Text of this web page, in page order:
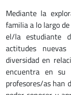
Mediante la
familia a lo largo
el/la estudiante
actitudes
diversidad en
encuentra en su
profesores/as han